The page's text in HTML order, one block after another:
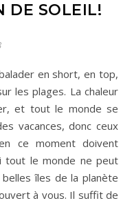
DE SOLEIL!
les plages. La chaleur
et tout le monde se
vacances, donc ceux
ce moment doivent
tout le monde ne peut
îles de la planète
à vous. Il suffit de